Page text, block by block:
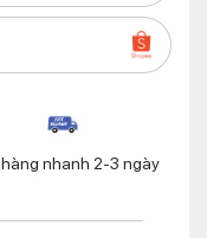
nhanh 2-3 ngày